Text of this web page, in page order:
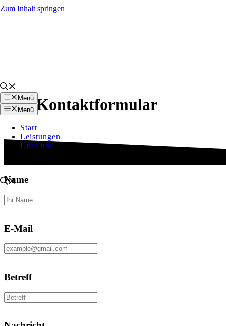
Zum Inhalt springen
Menü
Menü
Start
Leistungen
Über uns
Kontaktformular
Name
E-Mail
Betreff